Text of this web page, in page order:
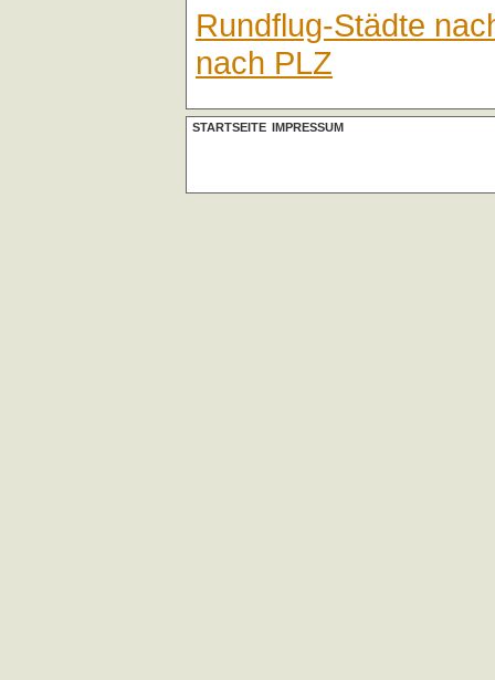
Rundflug-Städte
nach PLZ
STARTSEITE IMPRESSUM